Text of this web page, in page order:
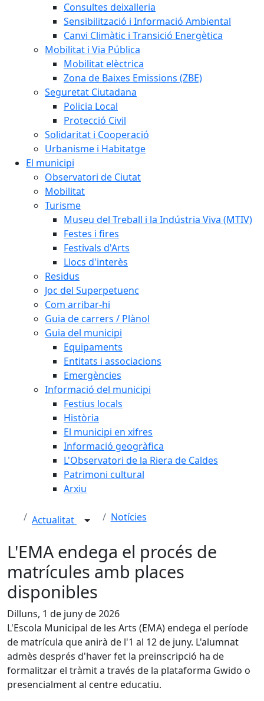
Consultes deixalleria
Sensibilització i Informació Ambiental
Canvi Climàtic i Transició Energètica
Mobilitat i Via Pública
Mobilitat elèctrica
Zona de Baixes Emissions (ZBE)
Seguretat Ciutadana
Policia Local
Protecció Civil
Solidaritat i Cooperació
Urbanisme i Habitatge
El municipi
Observatori de Ciutat
Mobilitat
Turisme
Museu del Treball i la Indústria Viva (MTIV)
Festes i fires
Festivals d'Arts
Llocs d'interès
Residus
Joc del Superpetuenc
Com arribar-hi
Guia de carrers / Plànol
Guia del municipi
Equipaments
Entitats i associacions
Emergències
Informació del municipi
Festius locals
Història
El municipi en xifres
Informació geogràfica
L'Observatori de la Riera de Caldes
Patrimoni cultural
Arxiu
Actualitat Notícies
L'EMA endega el procés de
matrícules amb places
disponibles
Dilluns, 1 de juny de 2026
L'Escola Municipal de les Arts (EMA) endega el període
de matrícula que anirà de l'1 al 12 de juny. L'alumnat
admès després d'haver fet la preinscripció ha de
formalitzar el tràmit a través de la plataforma Gwido o
presencialment al centre educatiu.